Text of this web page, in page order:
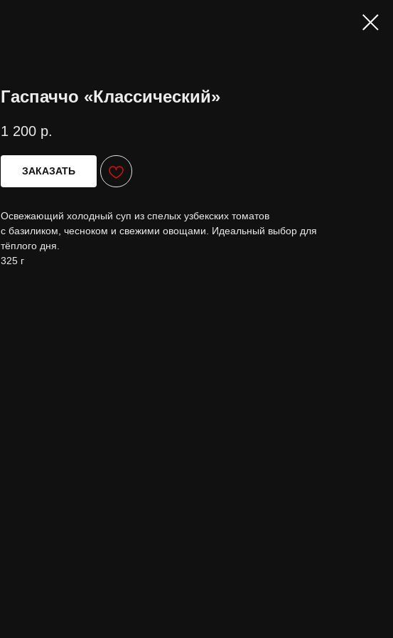
Гаспаччо «Классический»
1 200 р.
ЗАКАЗАТЬ
Освежающий холодный суп из спелых узбекских томатов
с базиликом, чесноком и свежими овощами. Идеальный выбор для
тёплого дня.
325 г